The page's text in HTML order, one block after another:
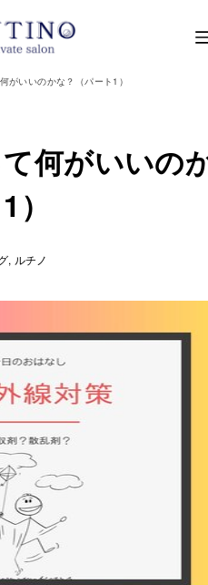
がいいのかな？（パート1）
何がいいの
ルチノ